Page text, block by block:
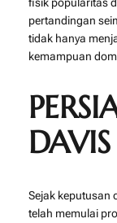
fisik popularitas
pertandingan
tidak hanya
kemampuan
DAVIS
Sejak keputusan
telah memulai